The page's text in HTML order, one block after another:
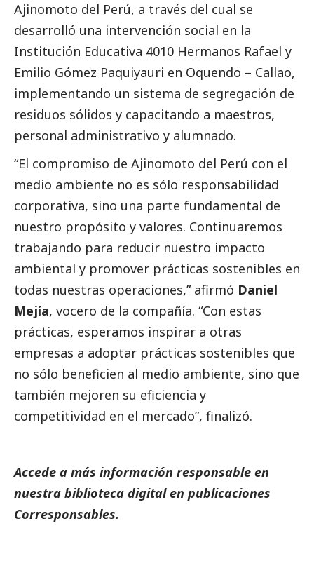
Ajinomoto del Perú, a través del cual se
desarrolló una intervención social en la
Institución Educativa 4010 Hermanos Rafael y
Emilio Gómez Paquiyauri en Oquendo – Callao,
implementando un sistema de segregación de
residuos sólidos y capacitando a maestros,
personal administrativo y alumnado.
“El compromiso de Ajinomoto del Perú con el
medio ambiente no es sólo responsabilidad
corporativa, sino una parte fundamental de
nuestro propósito y valores. Continuaremos
trabajando para reducir nuestro impacto
ambiental y promover prácticas sostenibles en
todas nuestras operaciones,” afirmó Daniel
Mejía, vocero de la compañía. “Con estas
prácticas, esperamos inspirar a otras
empresas a adoptar prácticas sostenibles que
no sólo beneficien al medio ambiente, sino que
también mejoren su eficiencia y
competitividad en el mercado”, finalizó.
Accede a más información responsable en
nuestra biblioteca digital en publicaciones
Corresponsables.